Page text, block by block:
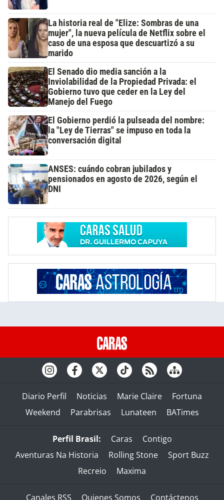
La historia real de "Elize: Sombras de una
mujer", la nueva película de Netflix sobre el
caso de una esposa que descuartizó a su
marido
El Senado dio media sanción a la
Inviolabilidad de la Propiedad Privada: el
Gobierno tuvo que ceder en la Ley del
Manejo del Fuego
El Gobierno perdió la pulseada del nombre:
la "Ley de Tierras" se impuso en toda la
conversación digital
ANSES: cuándo cobran jubilados y
pensionados en agosto de 2026, según el
DNI
Diario Perfil Noticias Marie Claire
Fortuna
Weekend
Parabrisas Lunateen BATimes
Perfil Brasil: Caras
Contigo
Aventuras Na Historia
Rolling Stone
Sport Buzz
Recreio
Maxima
Canales RSS Quienes Somos Contáctenos